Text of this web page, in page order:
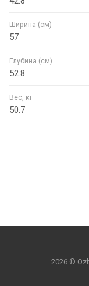
Ширина (см)
57
Глубина (см)
52.8
Вес, кг
50.7
2026 ©